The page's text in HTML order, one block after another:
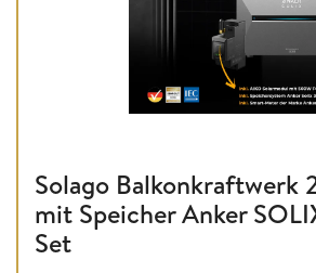
Solago Balkonkraftwerk
mit Speicher Anker
Set